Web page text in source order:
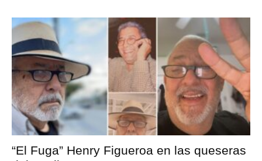
“El Fuga” Henry Figueroa en las queseras